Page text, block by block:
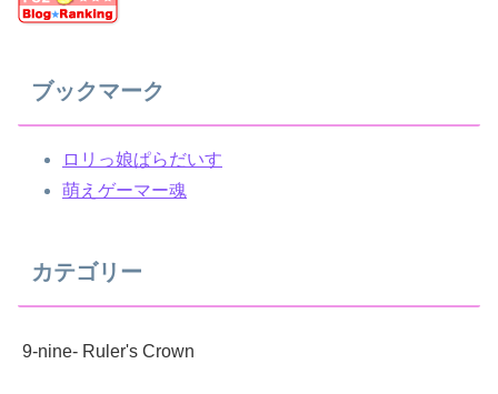
ブックマーク
ロリっ娘ぱらだいす
萌えゲーマー魂
カテゴリー
9-nine- Ruler's Crown